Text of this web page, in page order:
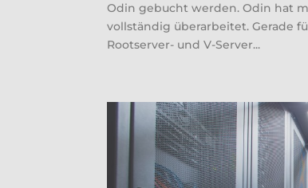
Odin gebucht werden. Odin hat
vollständig überarbeitet. Gerade
Rootserver- und V-Server...